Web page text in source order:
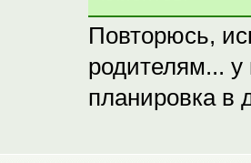
Повторюсь,
родителям... у
планировка в